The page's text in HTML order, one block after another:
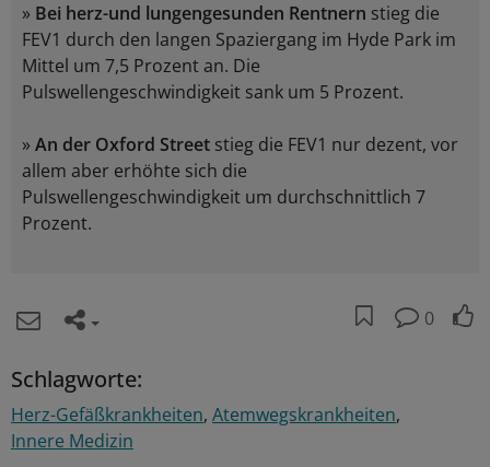
» Bei herz-und lungengesunden Rentnern stieg die
FEV1 durch den langen Spaziergang im Hyde Park im
Mittel um 7,5 Prozent an. Die
Pulswellengeschwindigkeit sank um 5 Prozent.
» An der Oxford Street stieg die FEV1 nur dezent, vor
allem aber erhöhte sich die
Pulswellengeschwindigkeit um durchschnittlich 7
Prozent.
0
Schlagworte:
Herz-Gefäßkrankheiten Atemwegskrankheiten
Innere Medizin